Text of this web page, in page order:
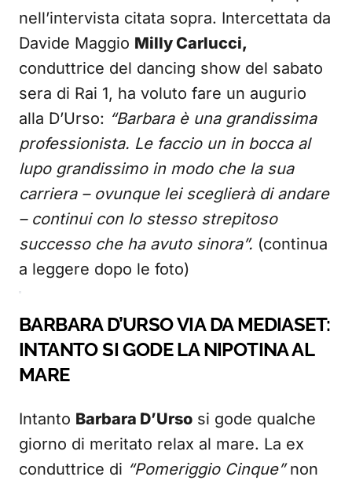
nell’intervista citata sopra. Intercettata da
Davide Maggio Milly Carlucci,
conduttrice del dancing show del sabato
sera di Rai 1, ha voluto fare un augurio
alla D’Urso: “Barbara è una grandissima
professionista. Le faccio un in bocca al
lupo grandissimo in modo che la sua
carriera – ovunque lei sceglierà di andare
– continui con lo stesso strepitoso
successo che ha avuto sinora”. (continua
a leggere dopo le foto)
BARBARA D’URSO VIA DA MEDIASET:
INTANTO SI GODE LA NIPOTINA AL
MARE
Intanto Barbara D’Urso si gode qualche
giorno di meritato relax al mare. La ex
conduttrice di “Pomeriggio Cinque”non